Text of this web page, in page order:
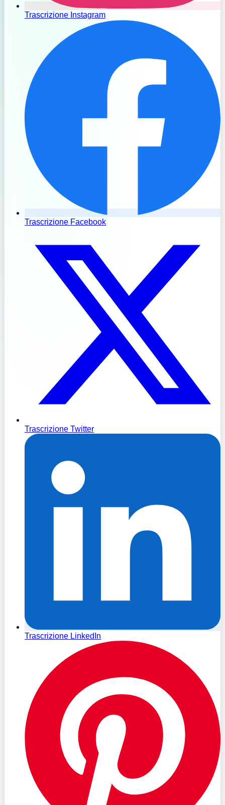
Trascrizione Instagram
Trascrizione Facebook
Trascrizione Twitter
Trascrizione LinkedIn